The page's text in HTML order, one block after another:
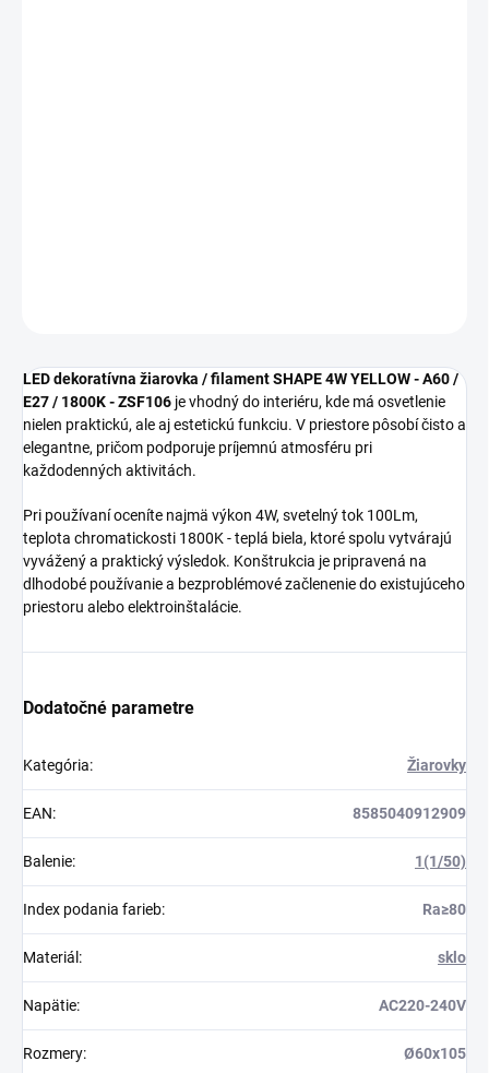
LED dekoratívna žiarovka / filament SHAPE 4W YELLOW - A60 /
E27 / 1800K - ZSF106 je vhodný do interiéru, kde má osvetlenie
nielen praktickú, ale aj estetickú funkciu. V priestore pôsobí čisto a
elegantne, pričom podporuje príjemnú atmosféru pri
každodenných aktivitách.
Pri používaní oceníte najmä výkon 4W, svetelný tok 100Lm,
teplota chromatickosti 1800K - teplá biela, ktoré spolu vytvárajú
vyvážený a praktický výsledok. Konštrukcia je pripravená na
dlhodobé používanie a bezproblémové začlenenie do existujúceho
priestoru alebo elektroinštalácie.
Dodatočné parametre
Kategória: Žiarovky
EAN: 8585040912909
Balenie: 1(1/50)
Index podania farieb: Ra≥80
Materiál : sklo
Napätie: AC220-240V
Rozmery: Ø60x105